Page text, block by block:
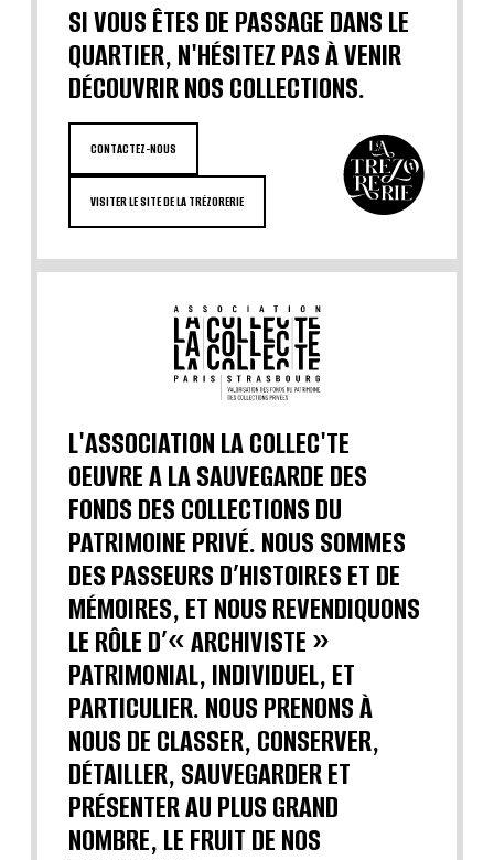
SI VOUS ÊTES DE PASSAGE DANS LE
QUARTIER, N'HÉSITEZ PAS À VENIR
DÉCOUVRIR NOS COLLECTIONS.
CONTACTEZ-NOUS
VISITER LE SITE DE LA TRÉZORERIE
L'ASSOCIATION LA COLLEC'TE
OEUVRE A LA SAUVEGARDE DES
FONDS DES COLLECTIONS DU
PATRIMOINE PRIVÉ. NOUS SOMMES
DES PASSEURS D’HISTOIRES ET DE
MÉMOIRES, ET NOUS REVENDIQUONS
LE RÔLE D’« ARCHIVISTE »
PATRIMONIAL, INDIVIDUEL, ET
PARTICULIER. NOUS PRENONS À
NOUS DE CLASSER, CONSERVER,
DÉTAILLER, SAUVEGARDER ET
PRÉSENTER AU PLUS GRAND
NOMBRE, LE FRUIT DE NOS